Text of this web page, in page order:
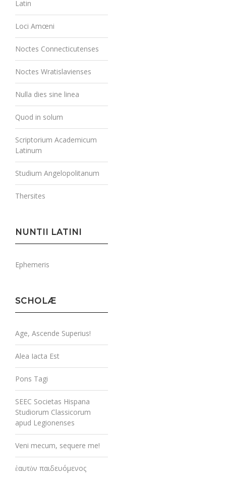
Latin
Loci Amœni
Noctes Connecticutenses
Noctes Wratislavienses
Nulla dies sine linea
Quod in solum
Scriptorium Academicum
Latinum
Studium Angelopolitanum
Thersites
NUNTII LATINI
Ephemeris
SCHOLÆ
Age, Ascende Superius!
Alea Iacta Est
Pons Tagi
SEEC Societas Hispana
Studiorum Classicorum
apud Legionenses
Veni mecum, sequere me!
ἑαυτὸν παιδευόμενος